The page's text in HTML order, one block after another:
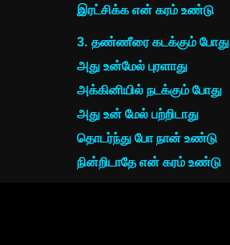
இரட்சிக்க என் கரம் உண்டு
3. தண்ணீரை கடக்கும் போது
அது உன்மேல் புரளாது
அக்கினியில் நடக்கும் போது
அது உன் மேல் பற்றிடாது
தொடர்ந்து போ நான் உண்டு
நின்றிடாதே என் கரம் உண்டு